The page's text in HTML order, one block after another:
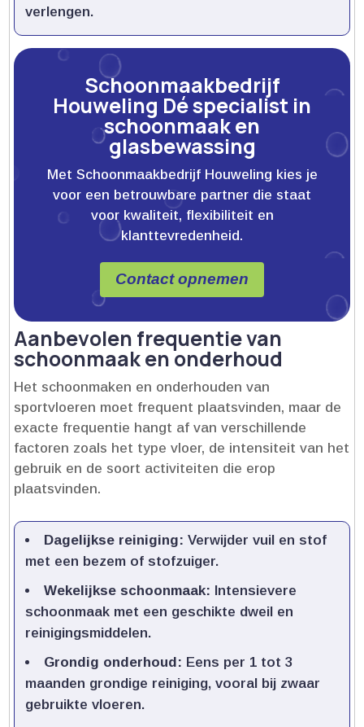
verlengen.​
Schoonmaakbedrijf
Houweling Dé specialist in
schoonmaak en
glasbewassing
Met Schoonmaakbedrijf Houweling kies je
voor een betrouwbare partner die staat
voor kwaliteit, flexibiliteit en
klanttevredenheid.
Contact opnemen
Aanbevolen frequentie van
schoonmaak en onderhoud
Het schoonmaken en onderhouden van
sportvloeren moet frequent plaatsvinden, maar de
exacte frequentie hangt af van verschillende
factoren zoals het type vloer, de intensiteit van het
gebruik en de soort activiteiten die erop
plaatsvinden.​
Dagelijkse reiniging: Verwijder vuil en stof
met een bezem of stofzuiger.​
Wekelijkse schoonmaak: Intensievere
schoonmaak met een geschikte dweil en
reinigingsmiddelen.​
Grondig onderhoud: Eens per 1 tot 3
maanden grondige reiniging, vooral bij zwaar
gebruikte vloeren.​